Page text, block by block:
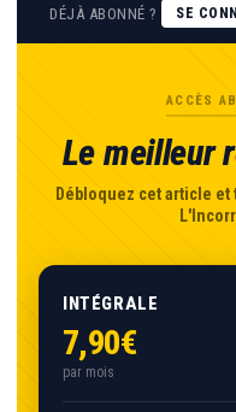
DÉJÀ ABONNÉ ?
SE
ACCÈS
Le meilleur
Débloquez cet article
INTÉGRALE
7,90€
par mois